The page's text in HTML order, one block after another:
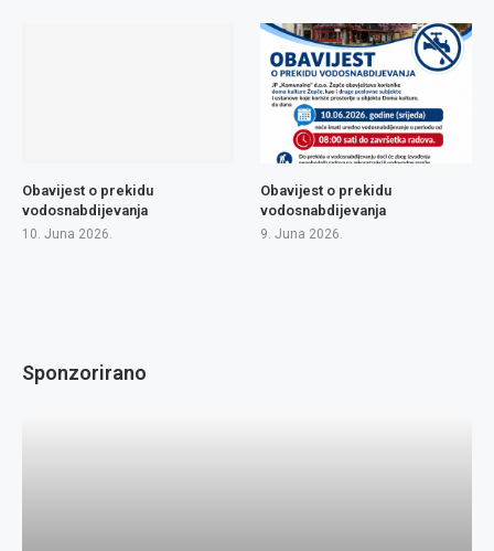
Obavijest o prekidu
vodosnabdijevanja
10. Juna 2026.
Obavijest o prekidu
vodosnabdijevanja
9. Juna 2026.
Sponzorirano